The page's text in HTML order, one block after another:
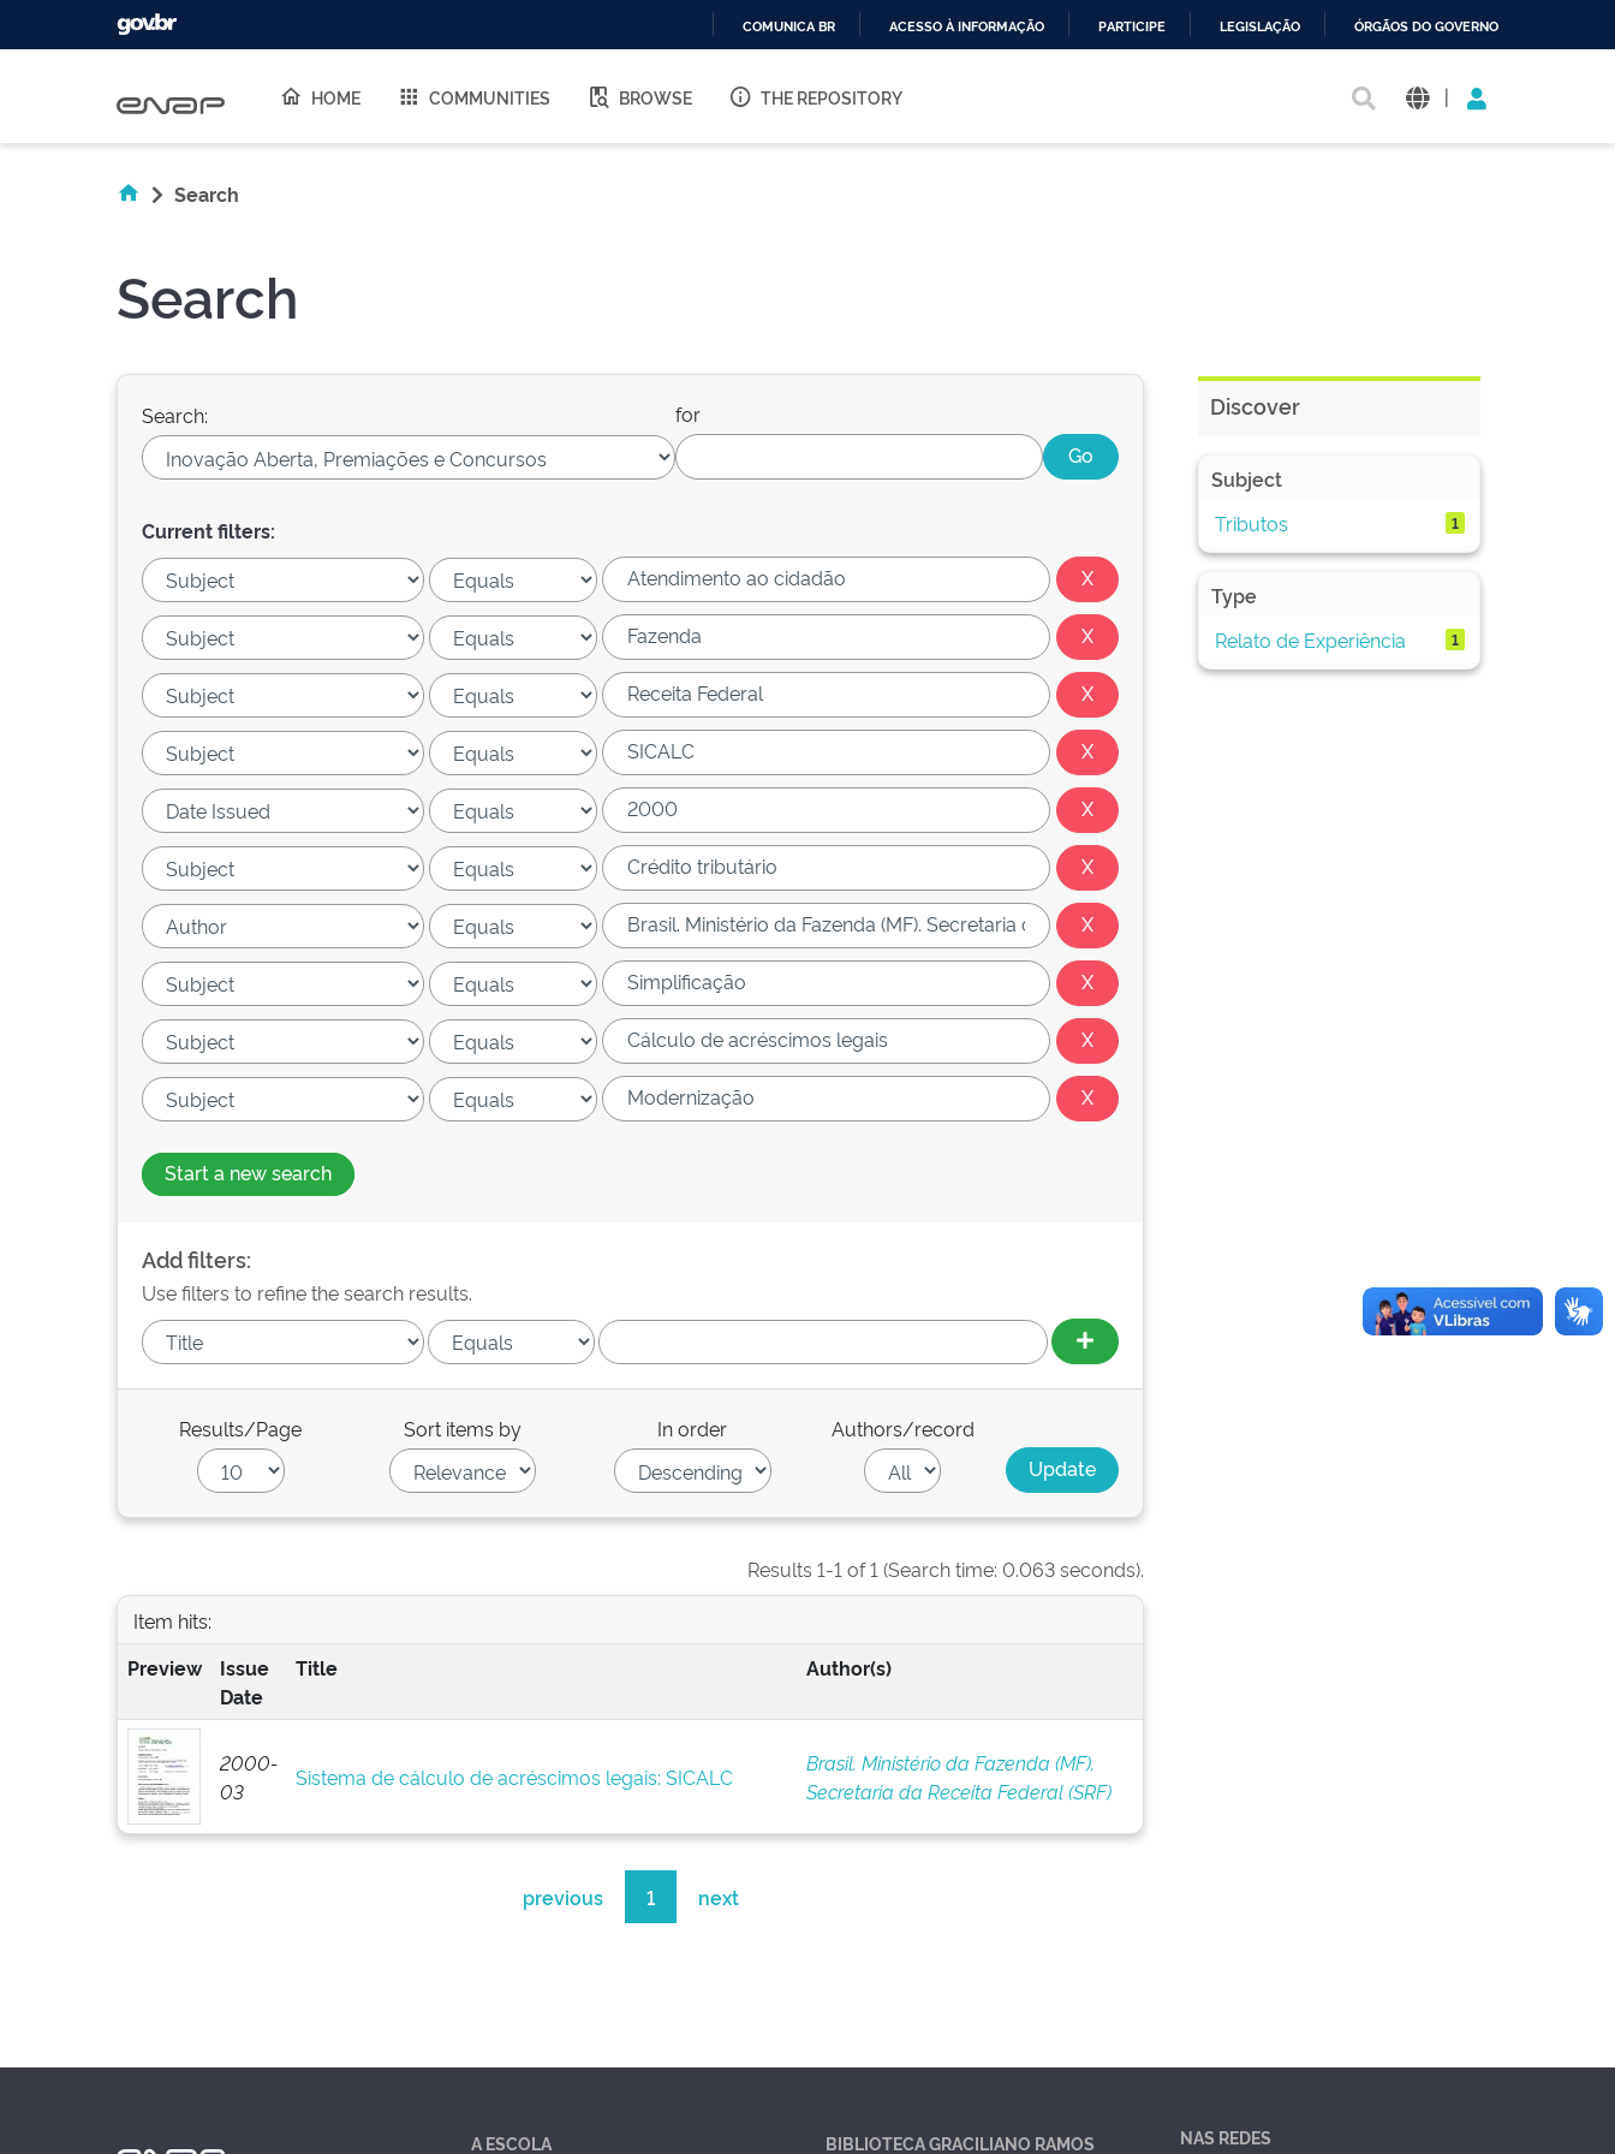
O
COMUNICA BR ACESSO À INFORMAÇÃO PARTICIPE LEGISLAÇÃO ÓRGÃOS DO GOVERNO
HOME COMMUNITIES BROWSE THE REPOSITORY |
Search
Search
Search: for
Current filters:
Start a new search
Add filters:
Use filters to refine the search results.
Results/Page Sort items by In order Authors/record
Results 1-1 of 1 (Search time: 0.063 seconds).
Item hits:
Preview
Issue
Date
Title Author(s)
2000-
03
Sistema de cálculo de acréscimos legais: SICALC
Brasil. Ministério da Fazenda (MF).
Secretaria da Receita Federal (SRF)
previous 1 next
Discover
Subject
Tributos
1
Type
Relato de Experiência
1
A ESCOLA BIBLIOTECA GRACILIANO RAMOS NAS REDES